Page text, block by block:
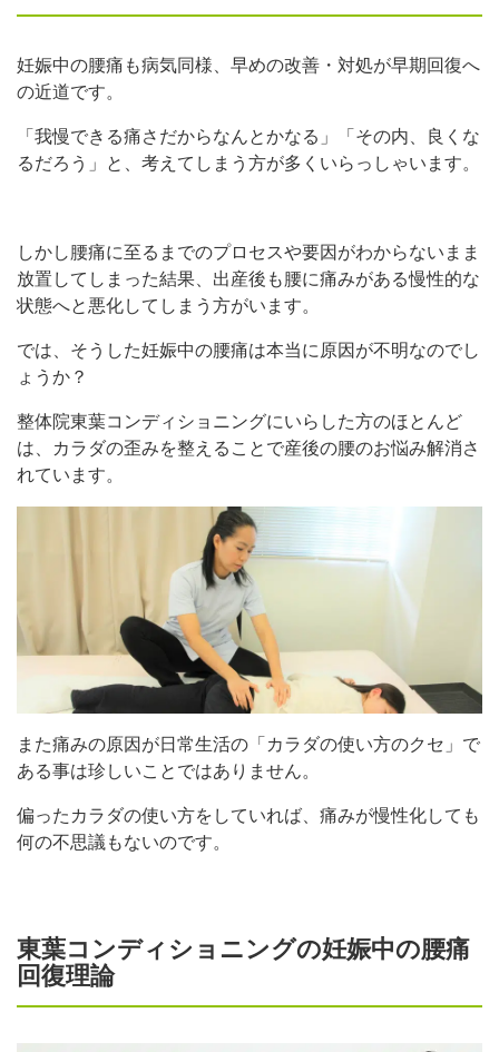
妊娠中の腰痛も病気同様、早めの改善・対処が早期回復へ
の近道です。
「我慢できる痛さだからなんとかなる」「その内、良くな
るだろう」と、考えてしまう方が多くいらっしゃいます。
しかし腰痛に至るまでのプロセスや要因がわからないまま
放置してしまった結果、出産後も腰に痛みがある慢性的な
状態へと悪化してしまう方がいます。
では、そうした妊娠中の腰痛は本当に原因が不明なのでし
ょうか？
整体院東葉コンディショニングにいらした方のほとんど
は、カラダの歪みを整えることで産後の腰のお悩み解消さ
れています。
また痛みの原因が日常生活の「カラダの使い方のクセ」で
ある事は珍しいことではありません。
偏ったカラダの使い方をしていれば、痛みが慢性化しても
何の不思議もないのです。
東葉コンディショニングの妊娠中の腰痛
回復理論